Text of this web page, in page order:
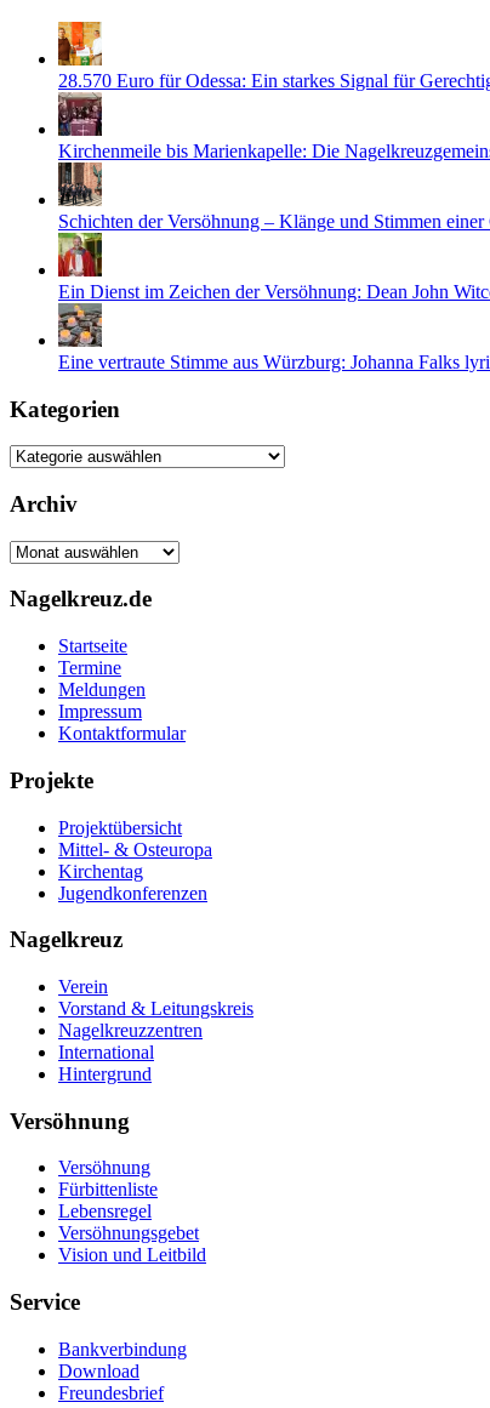
28.570 Euro für Odessa: Ein starkes Signal für
Kirchenmeile bis Marienkapelle: Die
Schichten der Versöhnung – Klänge und Stimmen
Ein Dienst im Zeichen der Versöhnung: Dean John
Eine vertraute Stimme aus Würzburg: Johanna Falks
Kategorien
Kategorien
Archiv
Archiv
Nagelkreuz.de
Startseite
Termine
Meldungen
Impressum
Kontaktformular
Projekte
Projektübersicht
Mittel- & Osteuropa
Kirchentag
Jugendkonferenzen
Nagelkreuz
Verein
Vorstand & Leitungskreis
Nagelkreuzzentren
International
Hintergrund
Versöhnung
Versöhnung
Fürbittenliste
Lebensregel
Versöhnungsgebet
Vision und Leitbild
Service
Bankverbindung
Download
Freundesbrief